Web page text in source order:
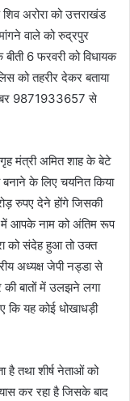
अरोरा को उत्तराखंड
वाले को रुद्रपुर
6 फरवरी को विधायक
को तहरीर देकर बताया
9871933657 से
मंत्री अमित शाह के बेटे
के लिए चयनित किया
रुपए देने होंगे जिसकी
में आपके नाम को अंतिम रूप
को संदेह हुआ तो उक्त
अध्यक्ष जेपी नड्डा से
की बातों में उलझने लगा
कि यह कोई धोखाधड़ी
है तथा शीर्ष नेताओं को
कर रहा है जिसके बाद